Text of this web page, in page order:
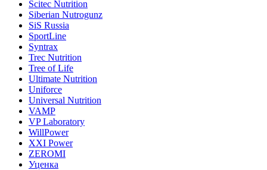
Scitec Nutrition
Siberian Nutrogunz
SiS Russia
SportLine
Syntrax
Trec Nutrition
Tree of Life
Ultimate Nutrition
Uniforce
Universal Nutrition
VAMP
VP Laboratory
WillPower
XXI Power
ZEROMI
Уценка